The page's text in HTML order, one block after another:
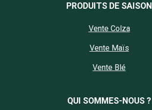
PRODUITS DE SAISON
Vente Colza
Vente Maïs
Vente Blé
QUI SOMMES-NOUS ?